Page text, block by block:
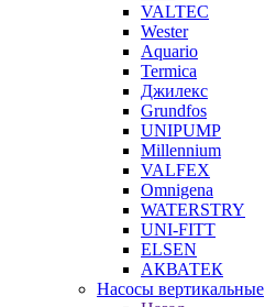
VALTEC
Wester
Aquario
Termica
Джилекс
Grundfos
UNIPUMP
Millennium
VALFEX
Omnigena
WATERSTRY
UNI-FITT
ELSEN
АКВАТЕК
Насосы вертикальные